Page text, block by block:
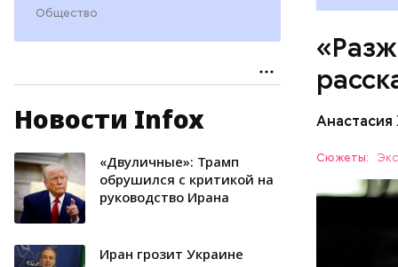
Общество
Новости Infox
«Двуличные»: Трамп
обрушился с критикой на
руководство Ирана
Иран грозит Украине
Сюжеты:
— Чеснок